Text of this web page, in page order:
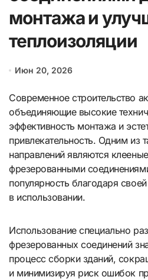
монтажа и
теплоизоляции
Июн 20, 2026
Современное строительство активно ищет решения,
объединяющие высокие
эффективность монтажа и
привлекательность. Одним из
направлений являются
фрезерованными
популярность благодаря
в использовании.
Использование специально
фрезерованных соединений
процесс сборки зданий,
и минимизируя риск ошибок